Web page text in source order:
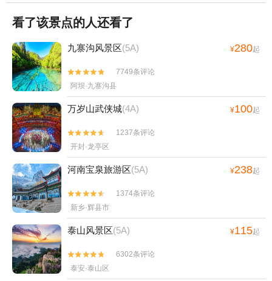
看了该景点的人还看了
九寨沟风景区(5A) ¥280起


7749条评论
阿坝·九寨沟县
万岁山武侠城(4A) ¥100起


1237条评论
开封·龙亭区
河南宝泉旅游区(5A) ¥238起


1374条评论
新乡·辉县市
泰山风景区(5A) ¥115起


6302条评论
泰安·泰山区